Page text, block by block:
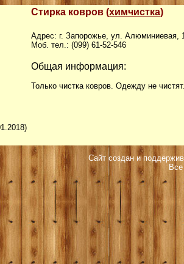
Стирка ковров (химчистка)
Адрес: г. Запорожье, ул. Алюминиевая,
Моб. тел.: (099) 61-52-546
Общая информация:
Только чистка ковров. Одежду не
Сайт создан и